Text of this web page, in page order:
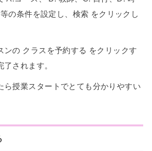
の条件を設定し、検索 をクリックし
ンの クラスを予約する をクリックす
了されます。
ら授業スタートでとても分かりやすい